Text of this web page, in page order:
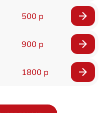
500 р
900 р
1800 р